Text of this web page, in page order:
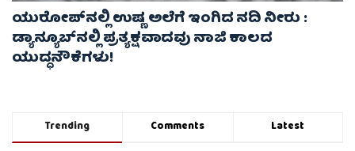
ಯುರೋಪ್‌ನಲ್ಲಿ ಉಷ್ಣ ಅಲೆಗೆ ಇಂಗಿದ ನದಿ ನೀರು :
ಡ್ಯಾನ್ಯೂಬ್‌ನಲ್ಲಿ ಪ್ರತ್ಯಕ್ಷವಾದವು ನಾಜಿ ಕಾಲದ
ಯುದ್ಧನೌಕೆಗಳು!
Trending Comments Latest